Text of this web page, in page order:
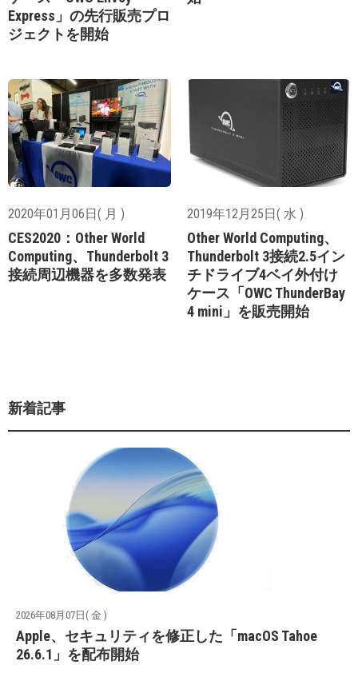
Express」の先行販売プロ
ジェクトを開始
2020年01月06日( 月 )
CES2020：Other World
Computing、Thunderbolt 3
接続周辺機器を多数発表
2019年12月25日( 水 )
Other World Computing、
Thunderbolt 3接続2.5イン
チドライブ4ベイ外付け
ケース「OWC ThunderBay
4 mini」を販売開始
新着記事
2026年08月07日( 金 )
Apple、セキュリティを修正した「macOS Tahoe
26.6.1」を配布開始